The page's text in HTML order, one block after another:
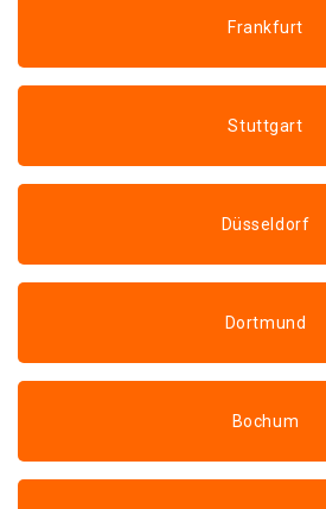
Frankfurt
Stuttgart
Düsseldorf
Dortmund
Bochum